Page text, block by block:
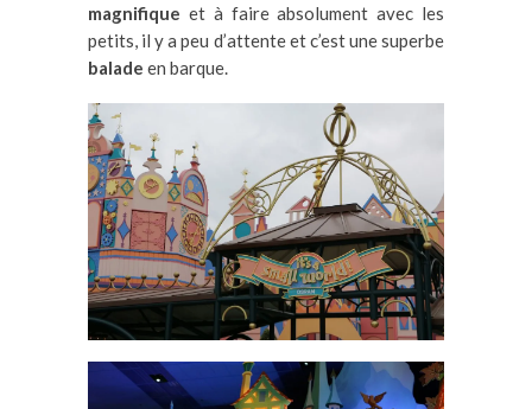
magnifique et à faire absolument avec les
petits, il y a peu d’attente et c’est une superbe
balade en barque.